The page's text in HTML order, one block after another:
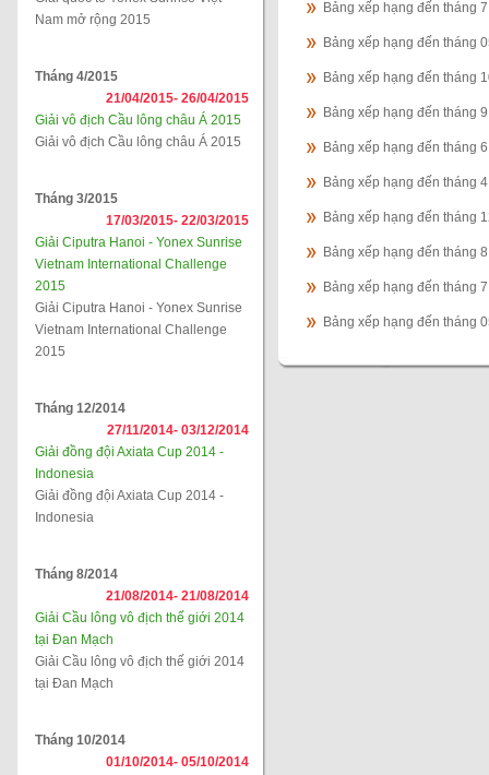
Nam mở rộng 2015
Tháng 4/2015
21/04/2015- 26/04/2015
Giải vô địch Cầu lông châu Á 2015
Giải vô địch Cầu lông châu Á 2015
Tháng 3/2015
17/03/2015- 22/03/2015
Giải Ciputra Hanoi - Yonex Sunrise
Vietnam International Challenge
2015
Giải Ciputra Hanoi - Yonex Sunrise
Vietnam International Challenge
2015
Tháng 12/2014
27/11/2014- 03/12/2014
Giải đồng đội Axiata Cup 2014 -
Indonesia
Giải đồng đội Axiata Cup 2014 -
Indonesia
Tháng 8/2014
21/08/2014- 21/08/2014
Giải Cầu lông vô địch thế giới 2014
tại Đan Mạch
Giải Cầu lông vô địch thế giới 2014
tại Đan Mạch
Tháng 10/2014
01/10/2014- 05/10/2014
Bảng xếp hạng đến tháng
Bảng xếp hạng đến tháng
Bảng xếp hạng đến tháng
Bảng xếp hạng đến tháng
Bảng xếp hạng đến tháng
Bảng xếp hạng đến tháng
Bảng xếp hạng đến tháng
Bảng xếp hạng đến tháng
Bảng xếp hạng đến tháng
Bảng xếp hạng đến tháng